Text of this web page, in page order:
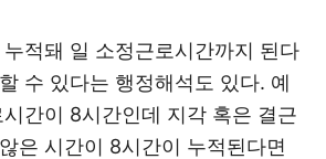
적돼 일 소정근로시간까지 된다
수 있다는 행정해석도 있다. 예
간이 8시간인데 지각 혹은 결근
은 시간이 8시간이 누적된다면